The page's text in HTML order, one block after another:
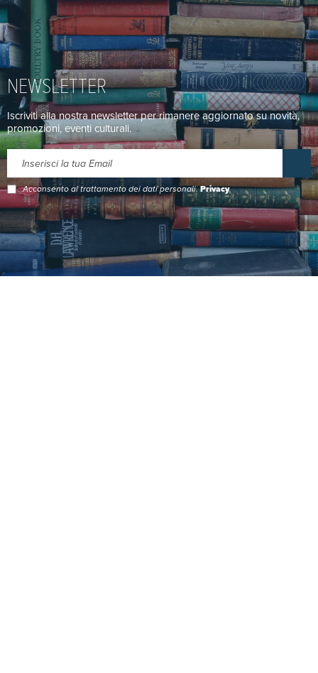
NEWSLETTER
Iscriviti alla nostra newsletter per rimanere aggiornato su novità,
promozioni, eventi culturali.
Acconsento al trattamento dei dati personali.Privacy